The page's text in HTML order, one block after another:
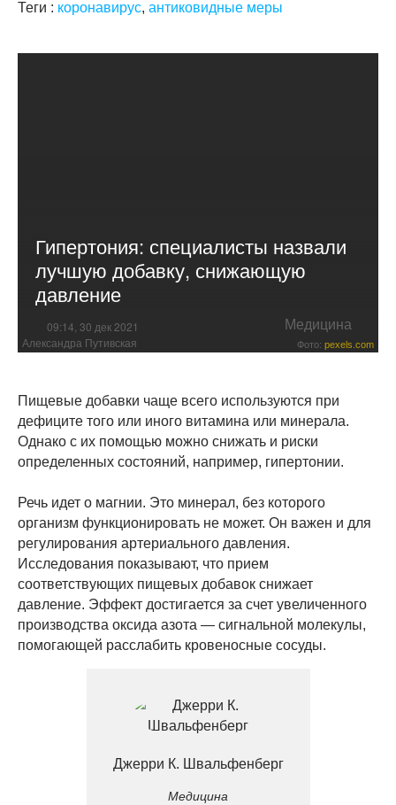
Теги : коронавирус, антиковидные меры
Гипертония: специалисты назвали
лучшую добавку, снижающую
давление
09:14, 30 дек 2021 Медицина
Александра Путивская Фото: pexels.com
Пищевые добавки чаще всего используются при
дефиците того или иного витамина или минерала.
Однако с их помощью можно снижать и риски
определенных состояний, например, гипертонии.
Речь идет о магнии. Это минерал, без которого
организм функционировать не может. Он важен и для
регулирования артериального давления.
Исследования показывают, что прием
соответствующих пищевых добавок снижает
давление. Эффект достигается за счет увеличенного
производства оксида азота — сигнальной молекулы,
помогающей расслабить кровеносные сосуды.
Джерри К. Швальфенберг
Медицина